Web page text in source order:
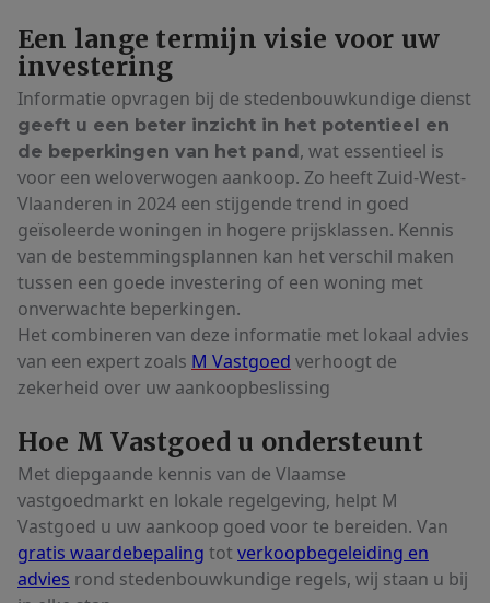
Een lange termijn visie voor uw
investering
Informatie opvragen bij de stedenbouwkundige dienst
geeft u een beter inzicht in het potentieel en
de beperkingen van het pand, wat essentieel is
voor een weloverwogen aankoop. Zo heeft Zuid-West-
Vlaanderen in 2024 een stijgende trend in goed
geïsoleerde woningen in hogere prijsklassen. Kennis
van de bestemmingsplannen kan het verschil maken
tussen een goede investering of een woning met
onverwachte beperkingen.
Het combineren van deze informatie met lokaal advies
van een expert zoals M Vastgoed verhoogt de
zekerheid over uw aankoopbeslissing
Hoe M Vastgoed u ondersteunt
Met diepgaande kennis van de Vlaamse
vastgoedmarkt en lokale regelgeving, helpt M
Vastgoed u uw aankoop goed voor te bereiden. Van
gratis waardebepaling tot verkoopbegeleiding en
advies rond stedenbouwkundige regels, wij staan u bij